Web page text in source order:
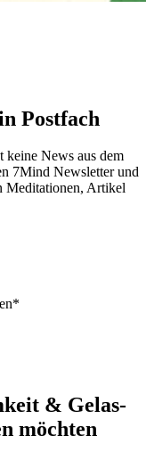
Postfach
keine News aus dem
7Mind News­let­ter und
Meditationen, Artikel
& Gelas­
möch­ten